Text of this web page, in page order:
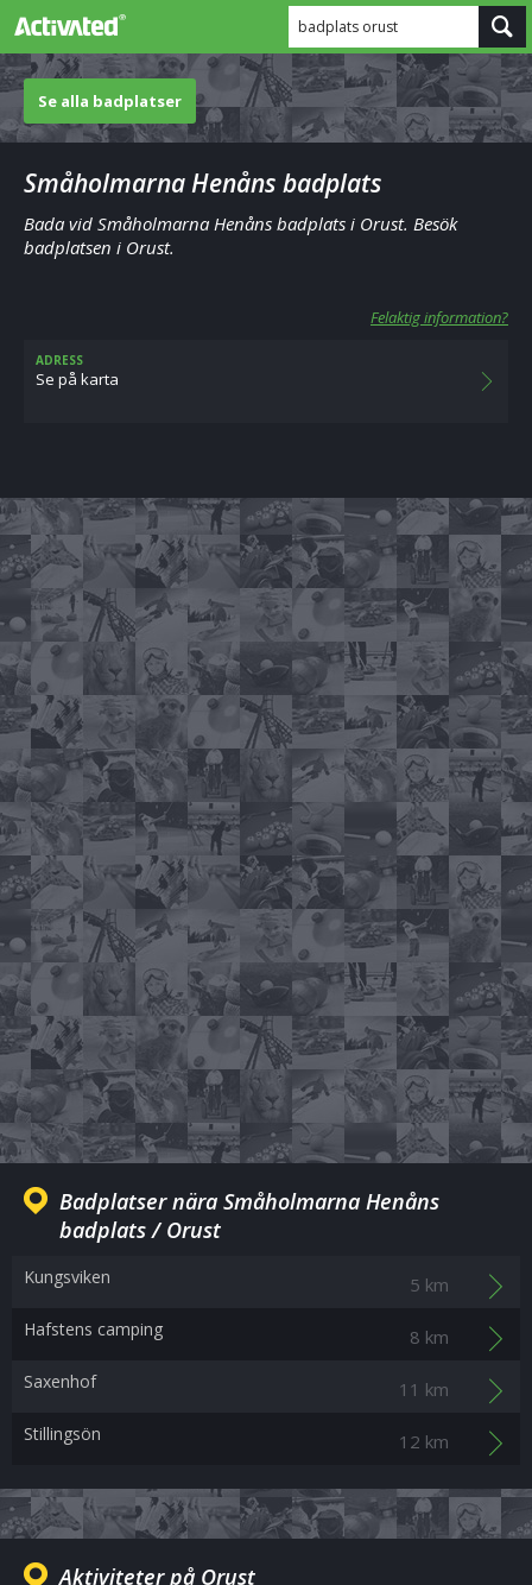
badplats orust
Se alla badplatser
Småholmarna Henåns badplats
Bada vid Småholmarna Henåns badplats i Orust. Besök
badplatsen i Orust.
Felaktig information?
ADRESS
Se på karta
Badplatser nära Småholmarna Henåns
badplats / Orust
Kungsviken 5 km
Hafstens camping 8 km
Saxenhof 11 km
Stillingsön 12 km
Aktiviteter på Orust